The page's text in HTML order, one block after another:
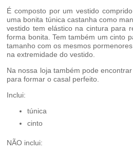
É composto por um vestido
uma bonita túnica castanha como
vestido tem elástico na cintura para
forma bonita. Tem também um cinto
tamanho com os mesmos
na extremidade do vestido.
Na nossa loja também pode
para formar o casal perfeito.
Inclui:
túnica
cinto
NÃO inclui: